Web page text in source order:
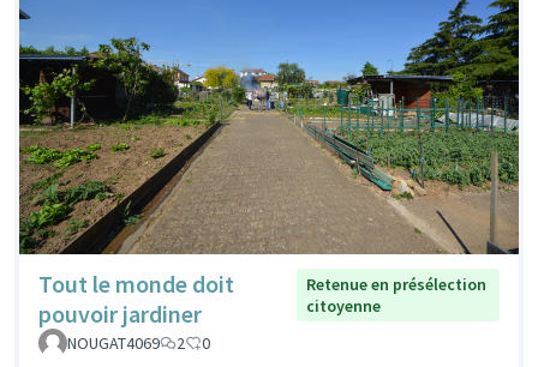
Tout le monde doit
pouvoir jardiner
Retenue en présélection
citoyenne
NOUGAT4069
2 0